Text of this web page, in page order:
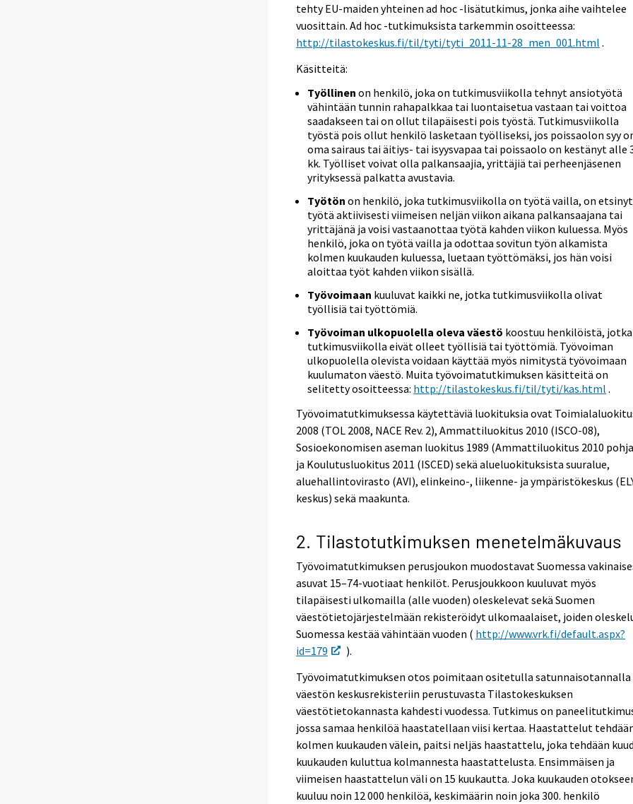
tehty EU-maiden yhteinen ad hoc -lisätutkimus, jonka aihe vaihtelee
vuosittain. Ad hoc -tutkimuksista tarkemmin osoitteessa:
http://tilastokeskus.fi/til/tyti/tyti_2011-11-28_men_001.html .
Käsitteitä:
Työllinen on henkilö, joka on tutkimusviikolla tehnyt ansiotyötä
vähintään tunnin rahapalkkaa tai luontaisetua vastaan tai voittoa
saadakseen tai on ollut tilapäisesti pois työstä. Tutkimusviikolla
työstä pois ollut henkilö lasketaan työlliseksi, jos poissaolon syy
oma sairaus tai äitiys- tai isyysvapaa tai poissaolo on kestänyt alle
kk. Työlliset voivat olla palkansaajia, yrittäjiä tai perheenjäsenen
yrityksessä palkatta avustavia.
Työtön on henkilö, joka tutkimusviikolla on työtä vailla, on etsinyt
työtä aktiivisesti viimeisen neljän viikon aikana palkansaajana tai
yrittäjänä ja voisi vastaanottaa työtä kahden viikon kuluessa. Myös
henkilö, joka on työtä vailla ja odottaa sovitun työn alkamista
kolmen kuukauden kuluessa, luetaan työttömäksi, jos hän voisi
aloittaa työt kahden viikon sisällä.
Työvoimaan kuuluvat kaikki ne, jotka tutkimusviikolla olivat
työllisiä tai työttömiä.
Työvoiman ulkopuolella oleva väestö koostuu henkilöistä, jotka
tutkimusviikolla eivät olleet työllisiä tai työttömiä. Työvoiman
ulkopuolella olevista voidaan käyttää myös nimitystä työvoimaan
kuulumaton väestö. Muita työvoimatutkimuksen käsitteitä on
selitetty osoitteessa: http://tilastokeskus.fi/til/tyti/kas.html .
Työvoimatutkimuksessa käytettäviä luokituksia ovat
2008 (TOL 2008, NACE Rev. 2), Ammattiluokitus 2010 (ISCO-08),
Sosioekonomisen aseman luokitus 1989 (Ammattiluokitus 2010
ja Koulutusluokitus 2011 (ISCED) sekä alueluokituksista suuralue,
aluehallintovirasto (AVI), elinkeino-, liikenne- ja ympäristökeskus
keskus) sekä maakunta.
2. Tilastotutkimuksen menetelmäkuvaus
Työvoimatutkimuksen perusjoukon muodostavat Suomessa
asuvat 15–74-vuotiaat henkilöt. Perusjoukkoon kuuluvat myös
tilapäisesti ulkomailla (alle vuoden) oleskelevat sekä Suomen
väestötietojärjestelmään rekisteröidyt ulkomaalaiset, joiden
Suomessa kestää vähintään vuoden ( http://www.vrk.fi/default.aspx?
id=179
).
Työvoimatutkimuksen otos poimitaan ositetulla satunnaisotannalla
väestön keskusrekisteriin perustuvasta Tilastokeskuksen
väestötietokannasta kahdesti vuodessa. Tutkimus on
jossa samaa henkilöä haastatellaan viisi kertaa. Haastattelut
kolmen kuukauden välein, paitsi neljäs haastattelu, joka tehdään
kuukauden kuluttua kolmannesta haastattelusta. Ensimmäisen ja
viimeisen haastattelun väli on 15 kuukautta. Joka kuukauden
kuuluu noin 12 000 henkilöä, keskimäärin noin joka 300. henkilö